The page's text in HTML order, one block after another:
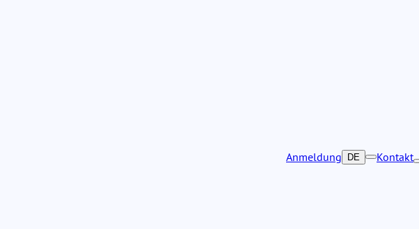
Anmeldung DE Kontakt